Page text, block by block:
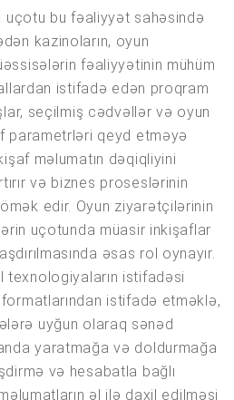
uçotu bu fəaliyyət sahəsində
kazinoların, oyun
fəaliyyətinin mühüm
istifadə edən proqram
seçilmiş cədvəllər və oyun
parametrləri qeyd etməyə
məlumatın dəqiqliyini
və biznes proseslərinin
edir. Oyun ziyarətçilərinin
uçotunda müasir inkişaflar
əsas rol oynayır.
texnologiyaların istifadəsi
istifadə etməklə,
uyğun olaraq sənəd
yaratmağa və doldurmağa
və hesabatla bağlı
əl ilə daxil edilməsi